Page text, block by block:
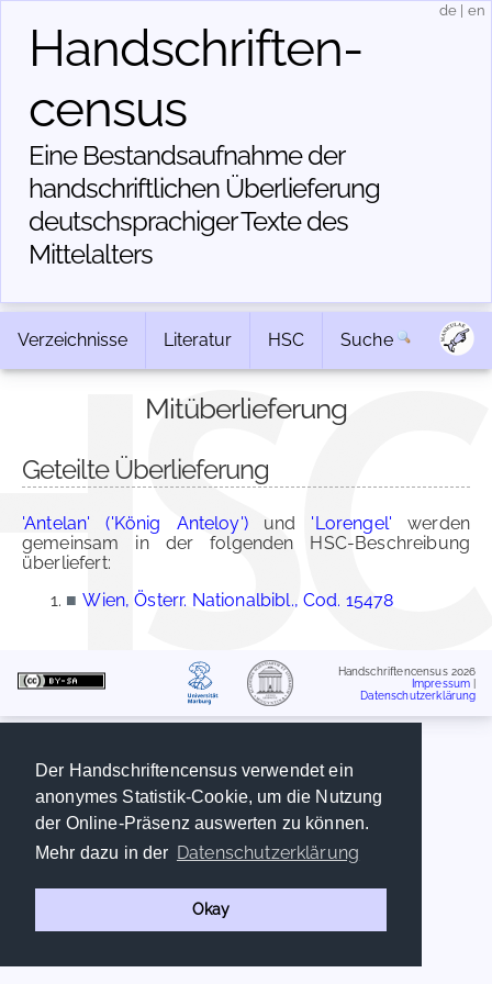
Der Handschriftencensus verwendet ein
anonymes Statistik-Cookie, um die Nutzung
der Online-Präsenz auswerten zu können.
Mehr dazu in der Datenschutzerklärung
Okay
Handschriften­
census
Eine Bestandsaufnahme der
handschriftlichen Über­lieferung
deutschsprachiger Texte des
Mittelalters
de en
Verzeichnisse Literatur HSC Suche
Mitüberlieferung
Geteilte Überlieferung
'Antelan' ('König Anteloy')und 'Lorengel' werden
gemeinsam in der folgenden HSC-Beschreibung
überliefert:
■ Wien, Österr. Nationalbibl., Cod. 15478
Handschriftencensus 2026
Impressum
Datenschutzerklärung